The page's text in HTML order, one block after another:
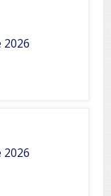
2026
2026